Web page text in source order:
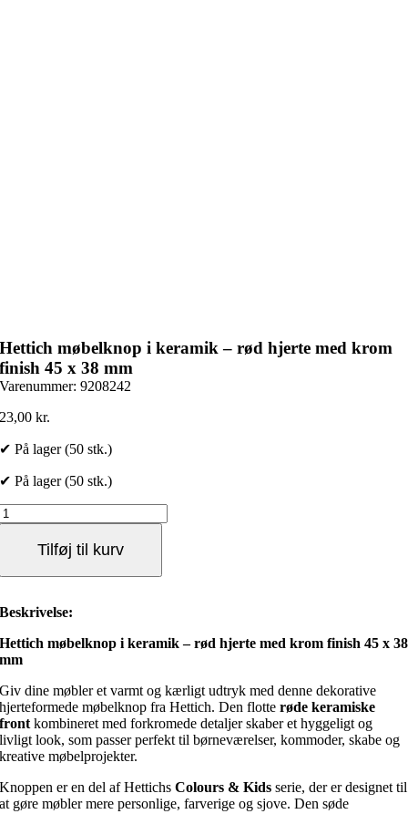
Hettich møbelknop i keramik – rød hjerte med krom
finish 45 x 38 mm
Varenummer:9208242
23,00kr.
✔ På lager (50 stk.)
✔ På lager (50 stk.)
Tilføj til kurv
Beskrivelse:
Hettich møbelknop i keramik – rød hjerte med krom finish 45 x 38
mm
Giv dine møbler et varmt og kærligt udtryk med denne dekorative
hjerteformede møbelknop fra Hettich. Den flotterøde keramiske
front kombineret med forkromede detaljer skaber et hyggeligt og
livligt look, som passer perfekt til børneværelser, kommoder, skabe og
kreative møbelprojekter.
Knoppen er en del af HettichsColours & Kids serie, der er designet til
at gøre møbler mere personlige, farverige og sjove. Den søde